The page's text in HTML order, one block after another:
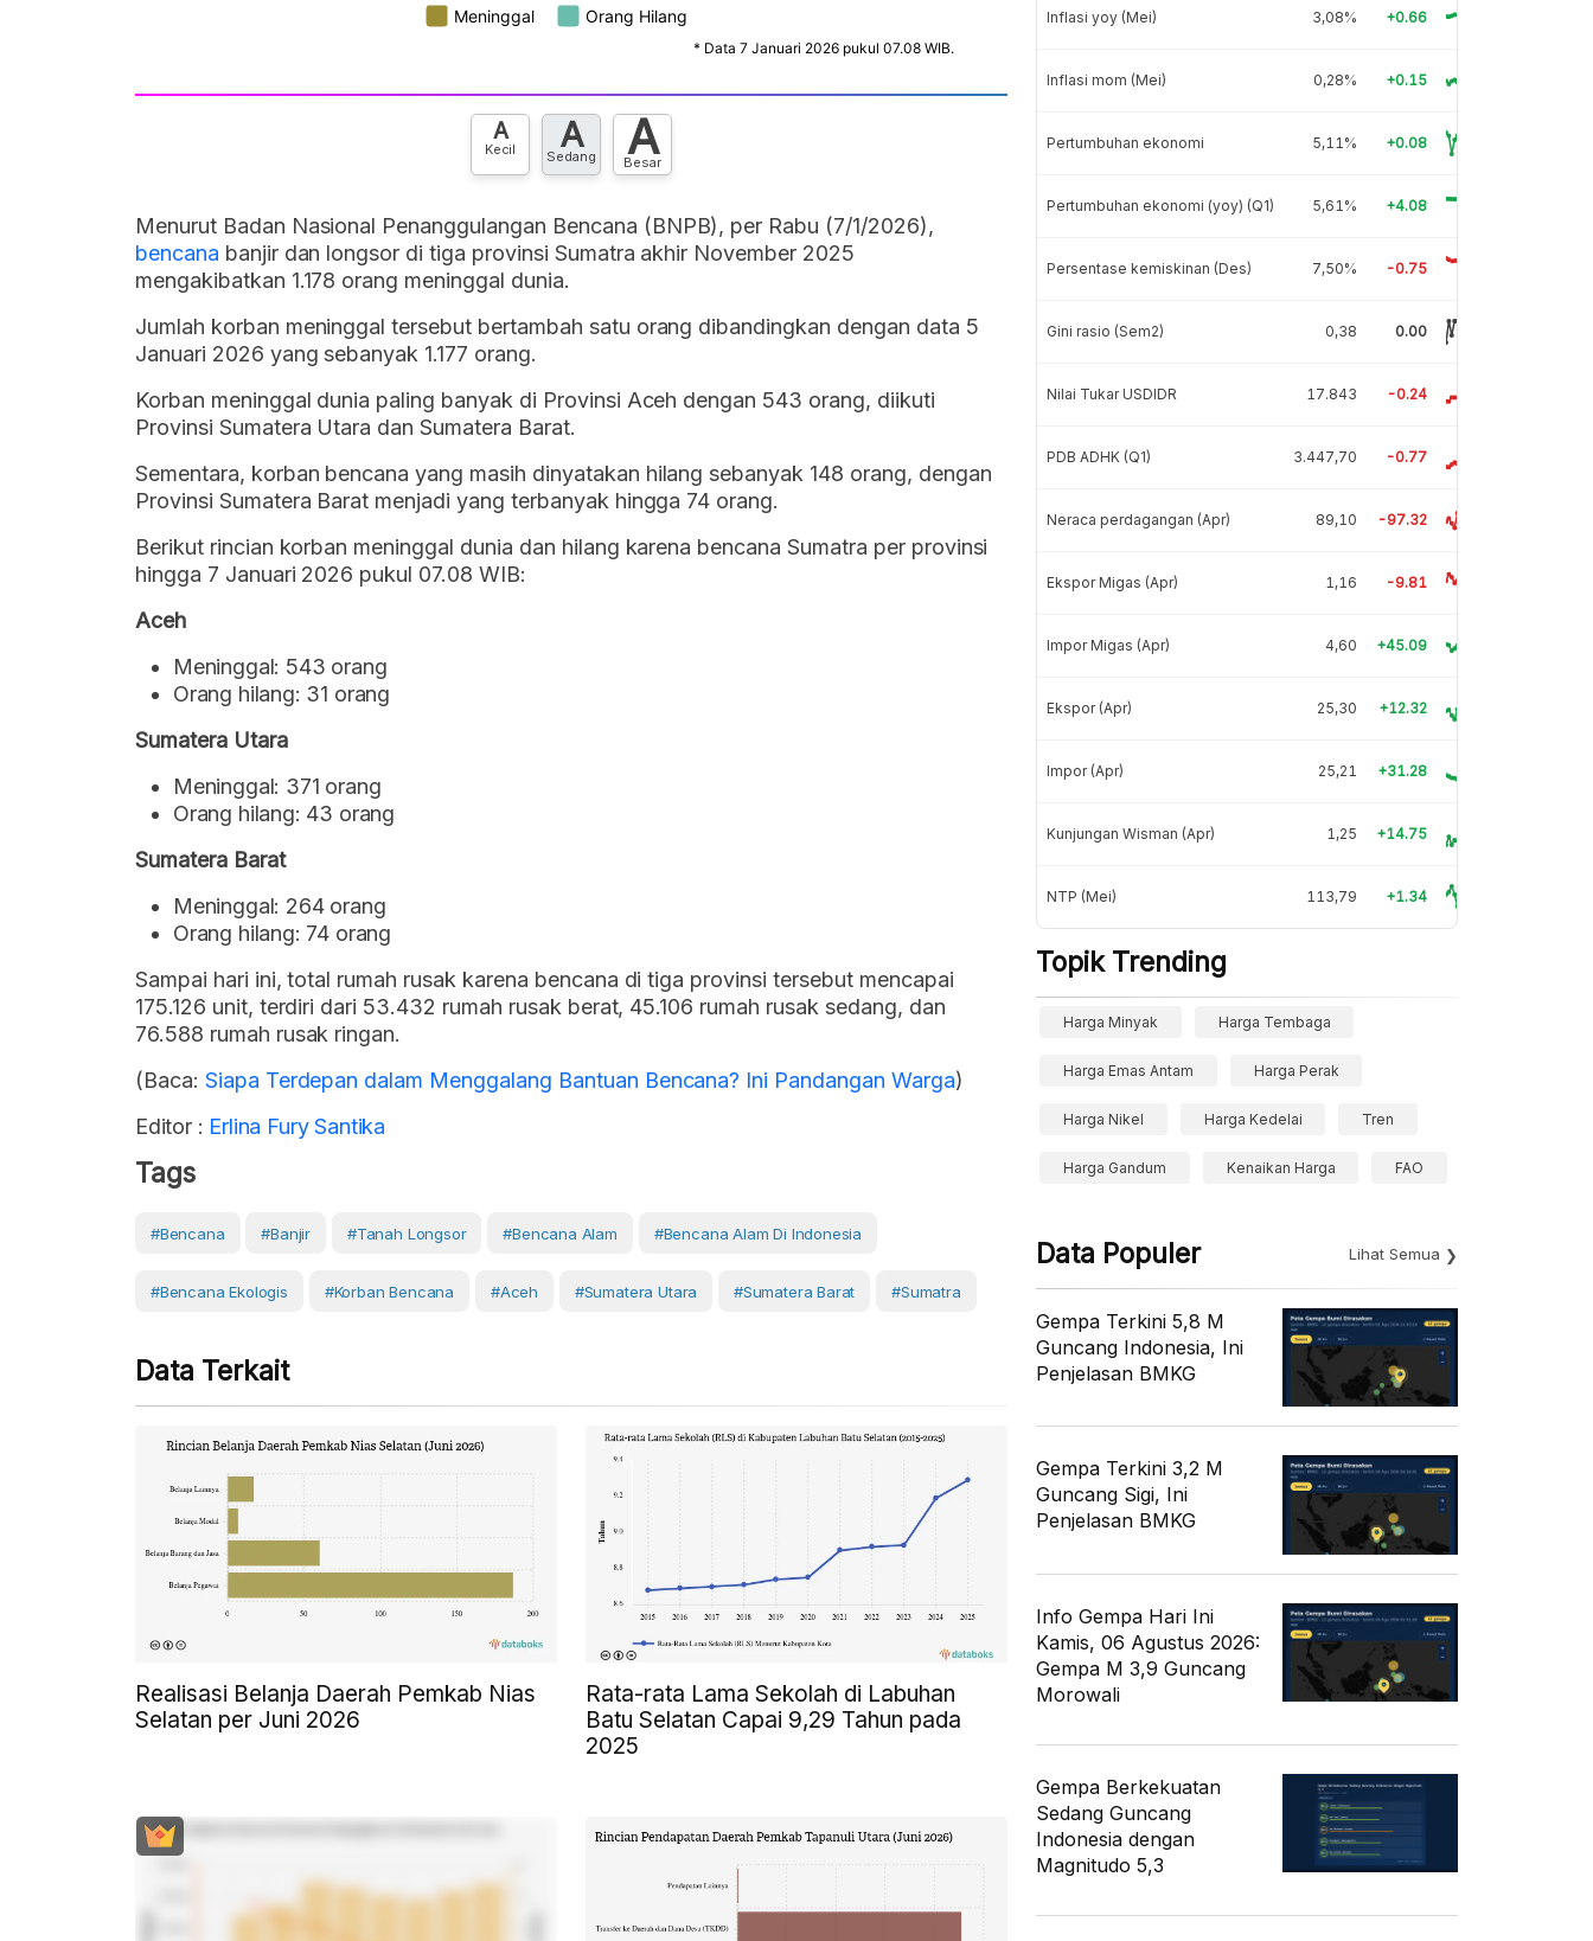
A
Kecil A
Sedang A
Besar
Menurut Badan Nasional Penanggulangan Bencana (BNPB), per Rabu (7/1/2026),
bencana banjir dan longsor di tiga provinsi Sumatra akhir November 2025
mengakibatkan 1.178 orang meninggal dunia.
Jumlah korban meninggal tersebut bertambah satu orang dibandingkan dengan data 5
Januari 2026 yang sebanyak 1.177 orang.
Korban meninggal dunia paling banyak di Provinsi Aceh dengan 543 orang, diikuti
Provinsi Sumatera Utara dan Sumatera Barat.
Sementara, korban bencana yang masih dinyatakan hilang sebanyak 148 orang, dengan
Provinsi Sumatera Barat menjadi yang terbanyak hingga 74 orang.
Berikut rincian korban meninggal dunia dan hilang karena bencana Sumatra per provinsi
hingga 7 Januari 2026 pukul 07.08 WIB:
Aceh
Meninggal: 543 orang
Orang hilang: 31 orang
Sumatera Utara
Meninggal: 371 orang
Orang hilang: 43 orang
Sumatera Barat
Meninggal: 264 orang
Orang hilang: 74 orang
Sampai hari ini, total rumah rusak karena bencana di tiga provinsi tersebut mencapai
175.126 unit, terdiri dari 53.432 rumah rusak berat, 45.106 rumah rusak sedang, dan
76.588 rumah rusak ringan.
(Baca: Siapa Terdepan dalam Menggalang Bantuan Bencana? Ini Pandangan Warga)
Editor : Erlina Fury Santika
Tags
#bencana #banjir #tanah Longsor #Bencana Alam #Bencana Alam Di Indonesia
#bencana Ekologis #korban Bencana #Aceh #Sumatera Utara #Sumatera Barat #Sumatra
Data Terkait
Realisasi Belanja Daerah Pemkab Nias
Selatan per Juni 2026
Rata-rata Lama Sekolah di Labuhan
Batu Selatan Capai 9,29 Tahun pada
2025
Inflasi yoy (Mei) 3,08% +0.66
Inflasi mom (Mei) 0,28% +0.15
Pertumbuhan ekonomi 5,11% +0.08
Pertumbuhan ekonomi (yoy) (Q1) 5,61% +4.08
Persentase kemiskinan (Des) 7,50% -0.75
Gini rasio (Sem2) 0,38 0.00
Nilai Tukar USDIDR 17.843 -0.24
PDB ADHK (Q1) 3.447,70 -0.77
Neraca perdagangan (Apr) 89,10 -97.32
Ekspor Migas (Apr) 1,16 -9.81
Impor Migas (Apr) 4,60 +45.09
Ekspor (Apr) 25,30 +12.32
Impor (Apr) 25,21 +31.28
Kunjungan Wisman (Apr) 1,25 +14.75
NTP (Mei) 113,79 +1.34
Topik Trending
Harga Minyak Harga Tembaga
Harga Emas Antam Harga Perak
Harga Nikel Harga Kedelai Tren
Harga Gandum Kenaikan Harga FAO
Data Populer Lihat Semua
Gempa Terkini 5,8 M
Guncang Indonesia, Ini
Penjelasan BMKG
Gempa Terkini 3,2 M
Guncang Sigi, Ini
Penjelasan BMKG
Info Gempa Hari Ini
Kamis, 06 Agustus 2026:
Gempa M 3,9 Guncang
Morowali
Gempa Berkekuatan
Sedang Guncang
Indonesia dengan
Magnitudo 5,3